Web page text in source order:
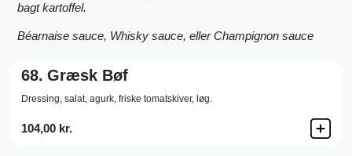
bagt kartoffel.
Béarnaise sauce, Whisky sauce, eller Champignon sauce
68. Græsk Bøf
Dressing, salat, agurk, friske tomatskiver, løg.
104,00 kr.